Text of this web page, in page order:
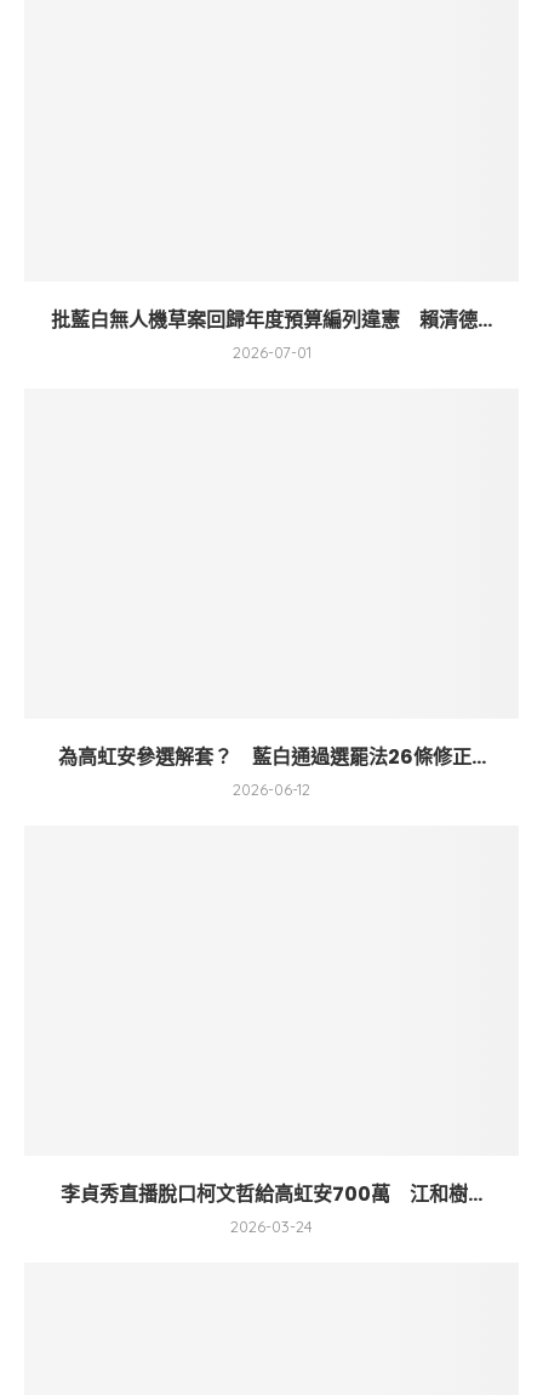
批藍白無人機草案回歸年度預算編列違憲 賴清德...
2026-07-01
為高虹安參選解套？ 藍白通過選罷法26條修正...
2026-06-12
李貞秀直播脫口柯文哲給高虹安700萬 江和樹...
2026-03-24